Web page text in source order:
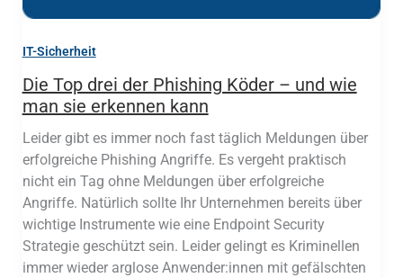
IT-Sicherheit
Die Top drei der Phishing Köder – und wie
man sie erkennen kann
Leider gibt es immer noch fast täglich Meldungen über
erfolgreiche Phishing Angriffe. Es vergeht praktisch
nicht ein Tag ohne Meldungen über erfolgreiche
Angriffe. Natürlich sollte Ihr Unternehmen bereits über
wichtige Instrumente wie eine Endpoint Security
Strategie geschützt sein. Leider gelingt es Kriminellen
immer wieder arglose Anwender:innen mit gefälschten